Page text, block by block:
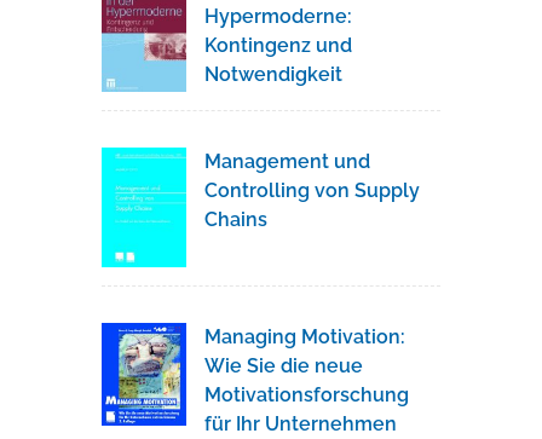
Hypermoderne:
Kontingenz und
Notwendigkeit
Management und
Controlling von Supply
Chains
Managing Motivation:
Wie Sie die neue
Motivationsforschung
für Ihr Unternehmen